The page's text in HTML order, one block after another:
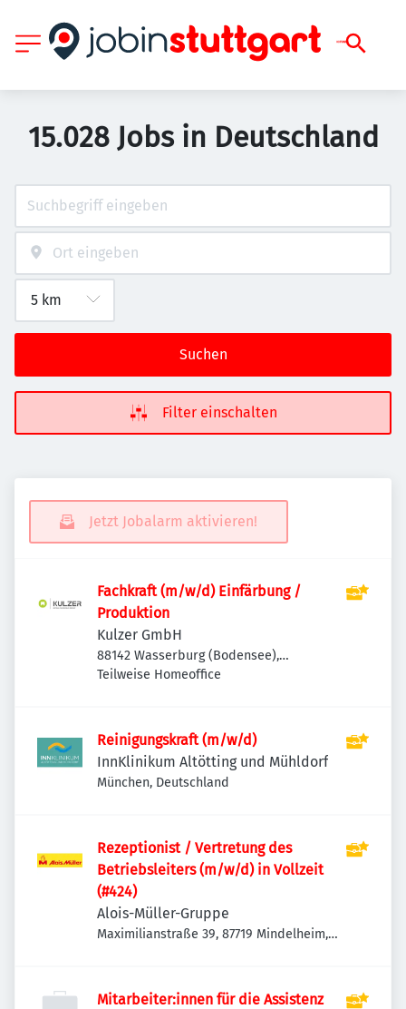
15.028 Jobs in Deutschland
Suchen
Filter einschalten
Jetzt Jobalarm aktivieren!
Fachkraft (m/w/d) Einfärbung /
Produktion
Kulzer GmbH
88142 Wasserburg (Bodensee),
Deutschland
Teilweise Homeoffice
Reinigungskraft (m/w/d)
InnKlinikum Altötting und Mühldorf
München, Deutschland
Rezeptionist / Vertretung des
Betriebsleiters (m/w/d) in Vollzeit
(#424)
Alois-Müller-Gruppe
Maximilianstraße 39, 87719 Mindelheim,
Mitarbeiter:innen für die Assistenz